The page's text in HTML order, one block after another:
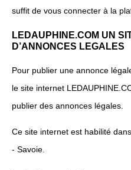
suffit de vous connecter à la
LEDAUPHINE.COM UN
D’ANNONCES LEGALES
Pour publier une annonce
le site internet
publier des annonces légales.
Ce site internet est habilité
- Savoie.